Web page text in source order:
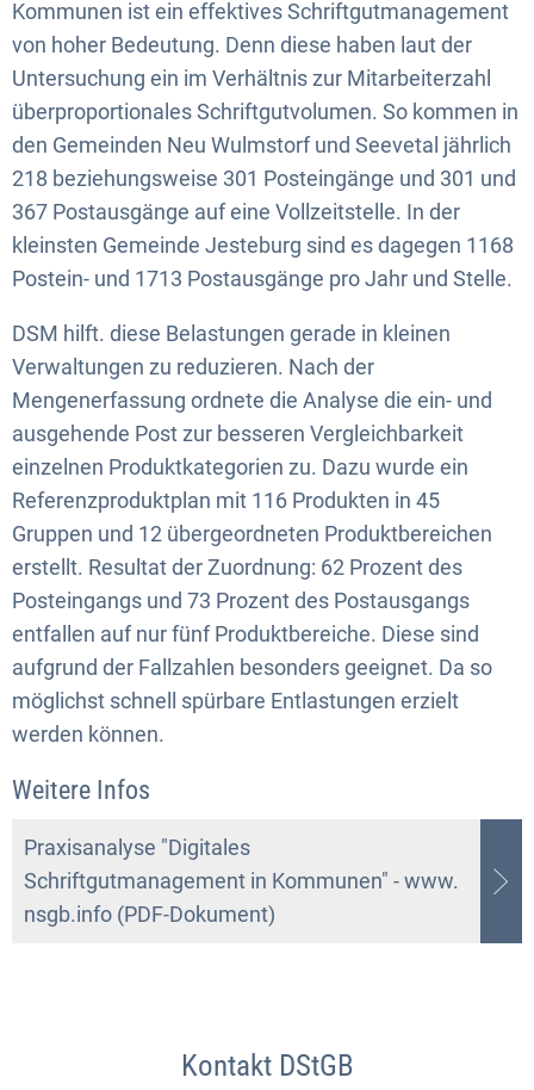
Kommunen ist ein effektives Schriftgutmanagement
von hoher Bedeutung. Denn diese haben laut der
Untersuchung ein im Verhältnis zur Mitarbeiterzahl
überproportionales Schriftgutvolumen. So kommen in
den Gemeinden Neu Wulmstorf und Seevetal jährlich
218 beziehungsweise 301 Posteingänge und 301 und
367 Postausgänge auf eine Vollzeitstelle. In der
kleinsten Gemeinde Jesteburg sind es dagegen 1168
Postein- und 1713 Postausgänge pro Jahr und Stelle.
DSM hilft. diese Belastungen gerade in kleinen
Verwaltungen zu reduzieren. Nach der
Mengenerfassung ordnete die Analyse die ein- und
ausgehende Post zur besseren Vergleichbarkeit
einzelnen Produktkategorien zu. Dazu wurde ein
Referenzproduktplan mit 116 Produkten in 45
Gruppen und 12 übergeordneten Produktbereichen
erstellt. Resultat der Zuordnung: 62 Prozent des
Posteingangs und 73 Prozent des Postausgangs
entfallen auf nur fünf Produktbereiche. Diese sind
aufgrund der Fallzahlen besonders geeignet. Da so
möglichst schnell spürbare Entlastungen erzielt
werden können.
Weitere Infos
Praxisanalyse "Digitales
Schriftgutmanagement in Kommunen" - www.
nsgb.info (PDF-Dokument)
Kontakt DStGB